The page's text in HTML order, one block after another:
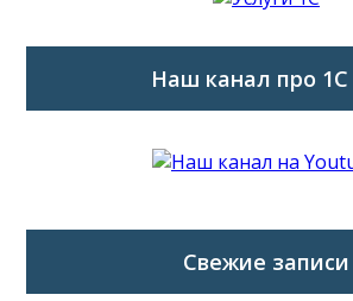
Наш канал про 1С
Свежие записи